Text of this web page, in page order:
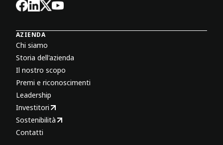
AZIENDA
Chi siamo
Storia dell'azienda
Il nostro scopo
Premi e riconoscimenti
Leadership
Investitori
Sostenibilità
Contatti